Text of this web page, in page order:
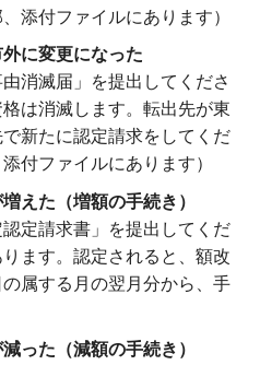
添付ファイルにあります）
に変更になった
由消滅届」を提出してくださ
は消滅します。転出先が東
新たに認定請求をしてくだ
付ファイルにあります）
えた（増額の手続き）
定請求書」を提出してくだ
ます。認定されると、額改
属する月の翌月分から、手
った（減額の手続き）